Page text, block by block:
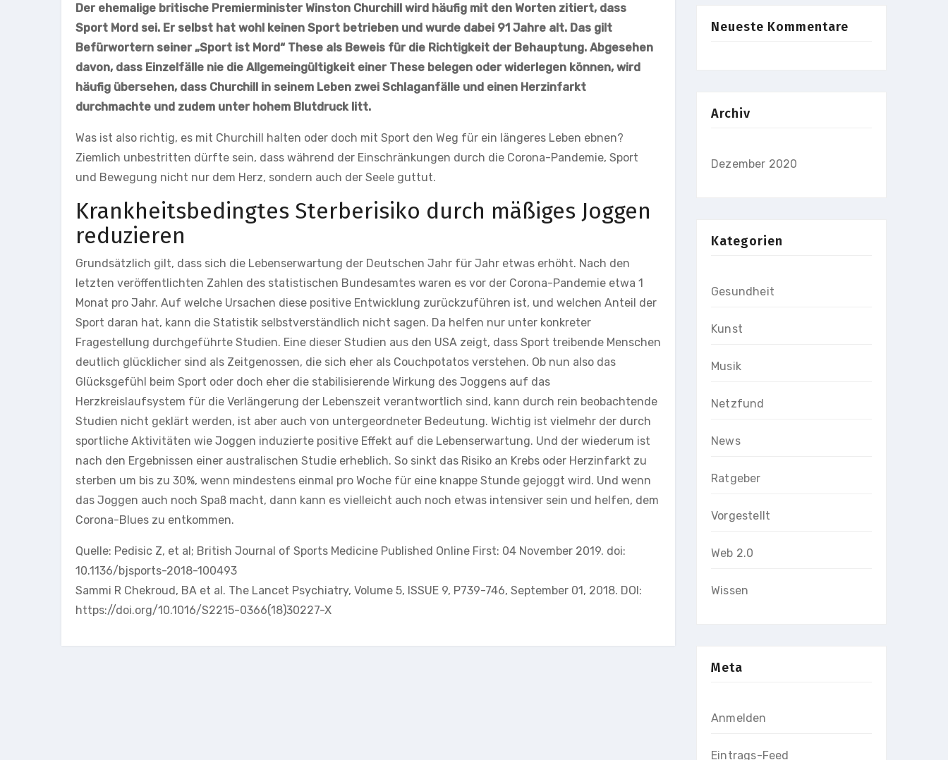
Der ehemalige britische Premierminister Winston Churchill wird häufig mit den Worten zitiert, dass
Sport Mord sei. Er selbst hat wohl keinen Sport betrieben und wurde dabei 91 Jahre alt. Das gilt
Befürwortern seiner „Sport ist Mord“ These als Beweis für die Richtigkeit der Behauptung. Abgesehen
davon, dass Einzelfälle nie die Allgemeingültigkeit einer These belegen oder widerlegen können, wird
häufig übersehen, dass Churchill in seinem Leben zwei Schlaganfälle und einen Herzinfarkt
durchmachte und zudem unter hohem Blutdruck litt.
Was ist also richtig, es mit Churchill halten oder doch mit Sport den Weg für ein längeres Leben ebnen?
Ziemlich unbestritten dürfte sein, dass während der Einschränkungen durch die Corona-Pandemie, Sport
und Bewegung nicht nur dem Herz, sondern auch der Seele guttut.
Krankheitsbedingtes Sterberisiko durch mäßiges Joggen
reduzieren
Grundsätzlich gilt, dass sich die Lebenserwartung der Deutschen Jahr für Jahr etwas erhöht. Nach den
letzten veröffentlichten Zahlen des statistischen Bundesamtes waren es vor der Corona-Pandemie etwa 1
Monat pro Jahr. Auf welche Ursachen diese positive Entwicklung zurückzuführen ist, und welchen Anteil der
Sport daran hat, kann die Statistik selbstverständlich nicht sagen. Da helfen nur unter konkreter
Fragestellung durchgeführte Studien. Eine dieser Studien aus den USA zeigt, dass Sport treibende Menschen
deutlich glücklicher sind als Zeitgenossen, die sich eher als Couchpotatos verstehen. Ob nun also das
Glücksgefühl beim Sport oder doch eher die stabilisierende Wirkung des Joggens auf das
Herzkreislaufsystem für die Verlängerung der Lebenszeit verantwortlich sind, kann durch rein beobachtende
Studien nicht geklärt werden, ist aber auch von untergeordneter Bedeutung. Wichtig ist vielmehr der durch
sportliche Aktivitäten wie Joggen induzierte positive Effekt auf die Lebenserwartung. Und der wiederum ist
nach den Ergebnissen einer australischen Studie erheblich. So sinkt das Risiko an Krebs oder Herzinfarkt zu
sterben um bis zu 30%, wenn mindestens einmal pro Woche für eine knappe Stunde gejoggt wird. Und wenn
das Joggen auch noch Spaß macht, dann kann es vielleicht auch noch etwas intensiver sein und helfen, dem
Corona-Blues zu entkommen.
Quelle: Pedisic Z, et al; British Journal of Sports Medicine Published Online First: 04 November 2019. doi:
10.1136/bjsports-2018-100493
Sammi R Chekroud, BA et al. The Lancet Psychiatry, Volume 5, ISSUE 9, P739-746, September 01, 2018. DOI:
https://doi.org/10.1016/S2215-0366(18)30227-X
Neueste Kommentare
Archiv
Dezember 2020
Kategorien
Gesundheit
Kunst
Musik
Netzfund
News
Ratgeber
Vorgestellt
Web 2.0
Wissen
Meta
Anmelden
Eintrags-Feed